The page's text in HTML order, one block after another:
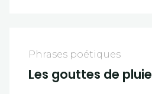
Phrases poétiques
Les gouttes de pluie